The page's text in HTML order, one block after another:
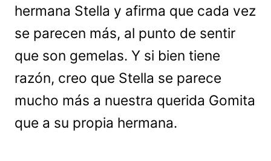
hermana Stella y afirma que cada vez
se parecen más, al punto de sentir
que son gemelas. Y si bien tiene
razón, creo que Stella se parece
mucho más a nuestra querida Gomita
que a su propia hermana.